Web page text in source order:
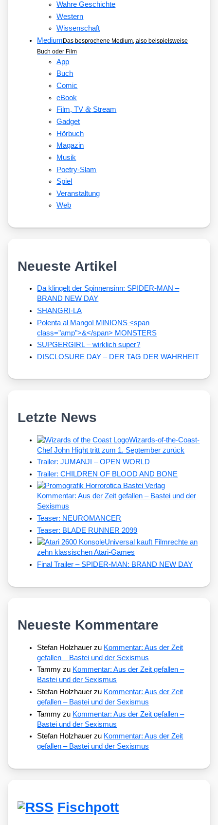
Wahre Geschichte
Western
Wissenschaft
MediumDas besprochene Medium, also beispielsweise
Buch oder Film
App
Buch
Comic
eBook
Film, TV&Stream
Gadget
Hörbuch
Magazin
Musik
Poetry-Slam
Spiel
Veranstaltung
Web
Neueste Artikel
Da klingelt der Spinnensinn: SPIDER-MAN –
BRAND NEW DAY
SHANGRI-LA
Polenta al Mango! MINIONS <span
class="amp">&</span> MONSTERS
SUPGERGIRL – wirklich super?
DISCLOSURE DAY – DER TAG DER WAHRHEIT
Letzte News
Wizards-of-the-Coast-
Chef John Hight tritt zum 1. September zurück
Trailer: JUMANJI – OPEN WORLD
Trailer: CHILDREN OF BLOOD AND BONE
Kommentar: Aus der Zeit gefallen – Bastei und der
Sexismus
Teaser: NEUROMANCER
Teaser: BLADE RUNNER 2099
Universal kauft Filmrechte an
zehn klassischen Atari-Games
Final Trailer – SPIDER-MAN: BRAND NEW DAY
Neueste Kommentare
Stefan Holzhauer zu Kommentar: Aus der Zeit
gefallen – Bastei und der Sexismus
Tammy zu Kommentar: Aus der Zeit gefallen –
Bastei und der Sexismus
Stefan Holzhauer zu Kommentar: Aus der Zeit
gefallen – Bastei und der Sexismus
Tammy zu Kommentar: Aus der Zeit gefallen –
Bastei und der Sexismus
Stefan Holzhauer zu Kommentar: Aus der Zeit
gefallen – Bastei und der Sexismus
Fischpott